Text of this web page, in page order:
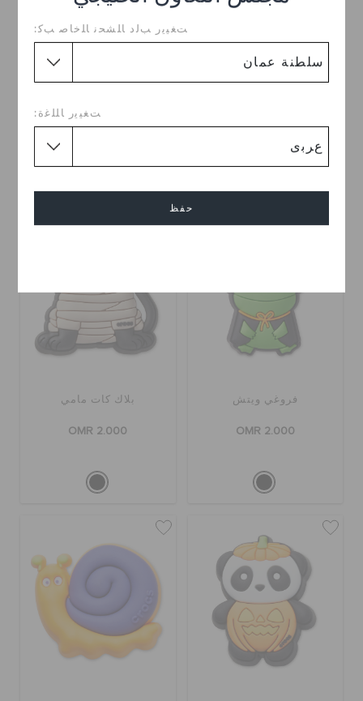
ﺖﻐﻴﻳﺭ ﺐﻟﺩ ﺎﻠﺸﺤﻧ ﺎﻠﺧﺎﺻ ﺐﻛ:
ﺖﻐﻴﻳﺭ ﺎﻠﻠﻏﺓ:
حفظ
OMR 2.000
فروغي ويتش
OMR 2.000
بلاك كات مامي
OMR 2.000